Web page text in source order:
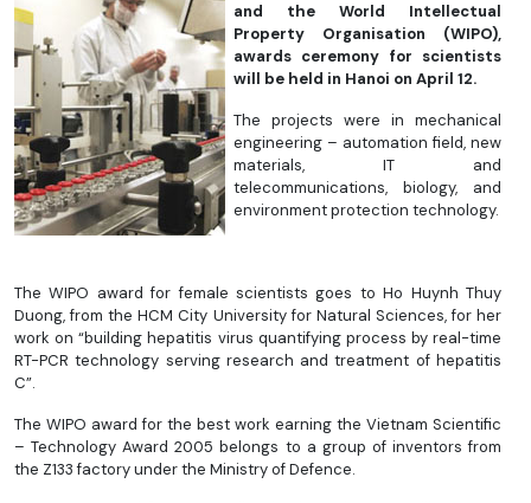
and the World Intellectual
Property Organisation (WIPO),
awards ceremony for scientists
will be held in Hanoi on April 12.
The projects were in mechanical
engineering – automation field, new
materials, IT and
telecommunications, biology, and
environment protection technology.
The WIPO award for female scientists goes to Ho Huynh Thuy
Duong, from the HCM City University for Natural Sciences, for her
work on “building hepatitis virus quantifying process by real-time
RT-PCR technology serving research and treatment of hepatitis
C”.
The WIPO award for the best work earning the Vietnam Scientific
– Technology Award 2005 belongs to a group of inventors from
the Z133 factory under the Ministry of Defence.